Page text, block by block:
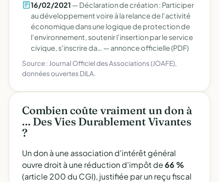
16/02/2021 — Déclaration de création : Participer
au développement voire à la relance de l'activité
économique dans une logique de protection de
l'environnement, soutenir l'insertion par le service
civique, s'inscrire da… — annonce officielle (PDF)
Source : Journal Officiel des Associations (JOAFE),
données ouvertes DILA.
Combien coûte vraiment un don à
... Des Vies Durablement Vivantes
?
Un don à une association d'intérêt général
ouvre droit à une réduction d'impôt de66 %
(article 200 du CGI), justifiée par un reçu fiscal